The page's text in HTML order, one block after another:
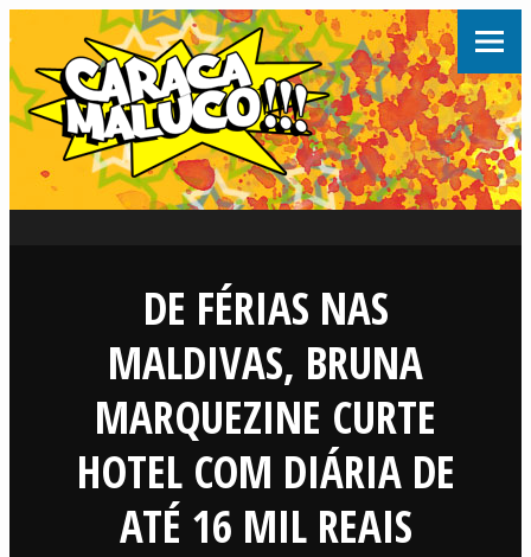
DE FÉRIAS NAS
MALDIVAS, BRUNA
MARQUEZINE CURTE
HOTEL COM DIÁRIA DE
ATÉ 16 MIL REAIS